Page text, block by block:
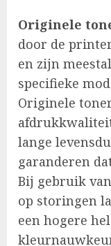
Originele
door de
en zijn
specifieke
Originele
lange
garanderen
Bij gebruik
op storingen
een hogere